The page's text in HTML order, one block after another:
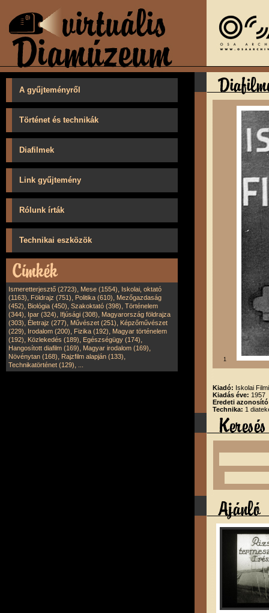
A gyűjteményről
Történet és technikák
Diafilmek
Link gyűjtemény
Rólunk írták
Technikai eszközök
Ismeretterjesztő (2723), Mese (1554), Iskolai, oktató
(1163), Földrajz (751), Politika (610), Mezőgazdaság
(452), Biológia (450), Szakoktató (398), Történelem
(344), Ipar (324), Ifjúsági (308), Magyarország földrajza
(303), Életrajz (277), Művészet (251), Képzőművészet
(229), Irodalom (200), Fizika (192), Magyar történelem
(192), Közlekedés (189), Egészségügy (174),
Hangosított diafilm (169), Magyar irodalom (169),
Növénytan (168), Rajzfilm alapján (133),
Technikatörténet (129),
1
Kiadó: Iskolai
Kiadás éve: 1957
Eredeti
Technika: 1